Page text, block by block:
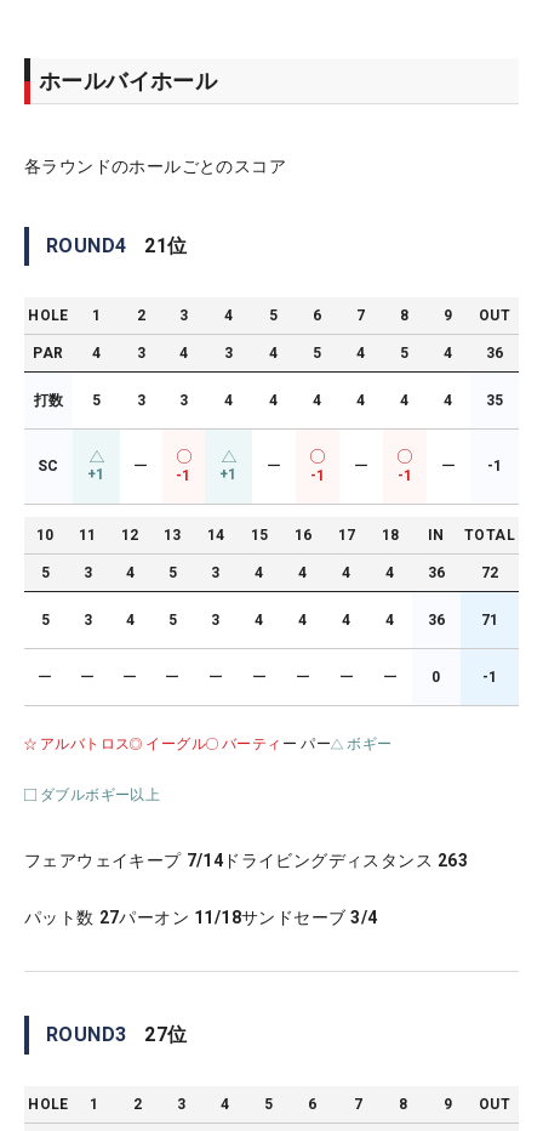
ホールバイホール
各ラウンドのホールごとのスコア
ROUND4 21位
HOLE 1 2 3 4 5 6 7 8 9 OUT
PAR 4 3 4 3 4 5 4 5 4 36
打数 5 3 3 4 4 4 4 4 4 35
SC +1 ー
-1 +1 ー
-1
ー
-1
ー -1
10 11 12 13 14 15 16 17 18 IN TOTAL
5 3 4 5 3 4 4 4 4 36 72
5 3 4 5 3 4 4 4 4 36 71
ー ー ー ー ー ー ー ー ー 0 -1
アルバトロス イーグル バーティ ー パー ボギー
ダブルボギー以上
フェアウェイキープ 7/14 ドライビングディスタンス 263
パット数 27パーオン 11/18サンドセーブ 3/4
ROUND3 27位
HOLE 1 2 3 4 5 6 7 8 9 OUT